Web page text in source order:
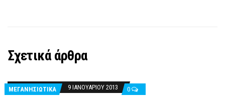
Σχετικά άρθρα
ΜΕΓΑΝΗΣΙΩΤΙΚΑ 9 ΙΑΝΟΥΑΡΊΟΥ 2013 0